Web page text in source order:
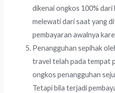
dikenai ongkos 100%
melewati dari saat yang
pembayaran awalnya
Penangguhan sepihak
travel telah pada tempat
ongkos penangguhan
Tetapi bila terjadi